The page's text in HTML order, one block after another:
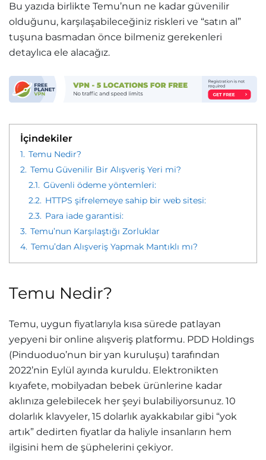
Bu yazıda birlikte Temu’nun ne kadar güvenilir
olduğunu, karşılaşabileceğiniz riskleri ve “satın al”
tuşuna basmadan önce bilmeniz gerekenleri
detaylıca ele alacağız.
İçindekiler
1. Temu Nedir?
2. Temu Güvenilir Bir Alışveriş Yeri mi?
2.1. Güvenli ödeme yöntemleri:
2.2. HTTPS şifrelemeye sahip bir web sitesi:
2.3. Para iade garantisi:
3. Temu’nun Karşılaştığı Zorluklar
4. Temu’dan Alışveriş Yapmak Mantıklı mı?
Temu Nedir?
Temu, uygun fiyatlarıyla kısa sürede patlayan
yepyeni bir online alışveriş platformu. PDD Holdings
(Pinduoduo’nun bir yan kuruluşu) tarafından
2022’nin Eylül ayında kuruldu. Elektronikten
kıyafete, mobilyadan bebek ürünlerine kadar
aklınıza gelebilecek her şeyi bulabiliyorsunuz. 10
dolarlık klavyeler, 15 dolarlık ayakkabılar gibi “yok
artık” dedirten fiyatlar da haliyle insanların hem
ilgisini hem de şüphelerini çekiyor.